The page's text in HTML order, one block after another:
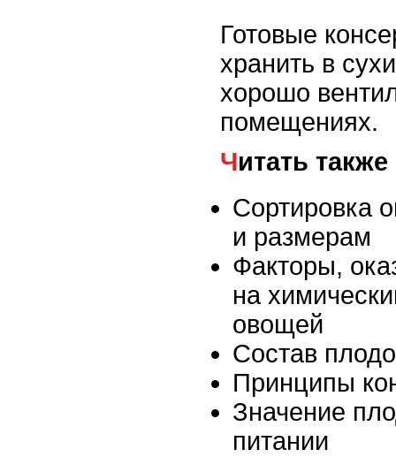
Готовые
хранить в
хорошо
помещениях.
Читать также
Сортировка
и размерам
Факторы,
на
овощей
Состав
Принципы
Значение
питании